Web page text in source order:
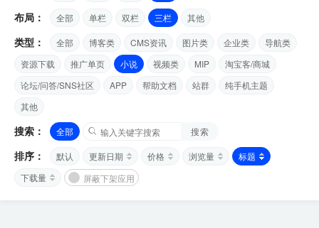
布局： 全部 单栏 双栏 三栏 其他
类型： 全部 博客类 CMS资讯 图片类 企业类
导航类
资源下载
推广单页 小说 视频类 MIP
淘宝客/商城
论坛/问答/SNS社区
APP 帮助文档 站群
纯手机主题
其他
搜索： 全部 搜索
排序： 默认 更新日期 价格 浏览量
标题
下载量
屏蔽下架应用